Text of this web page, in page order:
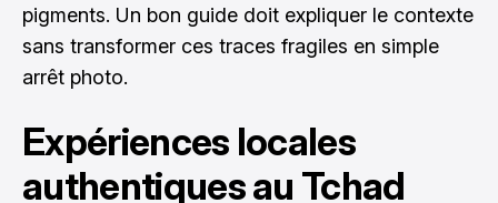
pigments. Un bon guide doit expliquer le contexte
sans transformer ces traces fragiles en simple
arrêt photo.
Expériences locales
authentiques au Tchad